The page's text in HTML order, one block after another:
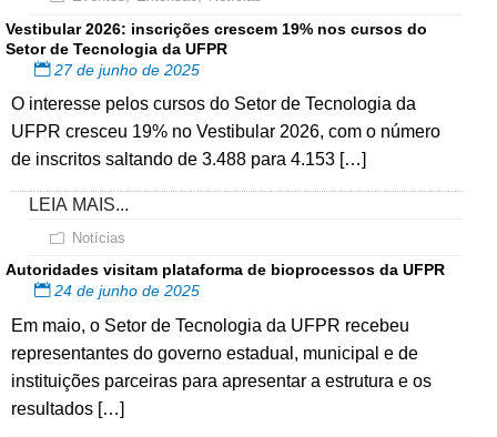
Vestibular 2026: inscrições crescem 19% nos cursos do
Setor de Tecnologia da UFPR
27 de junho de 2025
O interesse pelos cursos do Setor de Tecnologia da
UFPR cresceu 19% no Vestibular 2026, com o número
de inscritos saltando de 3.488 para 4.153 […]
LEIA MAIS...
Notícias
Autoridades visitam plataforma de bioprocessos da UFPR
24 de junho de 2025
Em maio, o Setor de Tecnologia da UFPR recebeu
representantes do governo estadual, municipal e de
instituições parceiras para apresentar a estrutura e os
resultados […]